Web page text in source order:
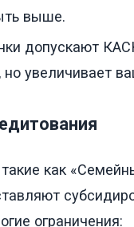
выше.
допускают
но увеличивает
как
ограничения: